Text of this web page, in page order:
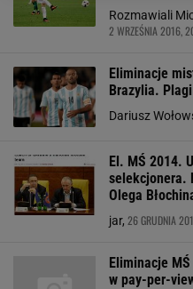
Rozmawiali
2 WRZEŚNIA 2016,
Eliminacje
Brazylia.
Dariusz
El. MŚ 2014.
selekcjonera.
Olega
jar, 26 GRUDNIA
Eliminacje
w pay-per-